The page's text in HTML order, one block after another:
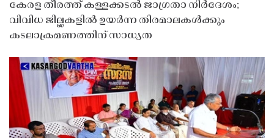
കേരള തീരത്ത് കള്ളക്കടൽ ജാഗ്രതാ നിർദേശം;
വിവിധ ജില്ലകളിൽ ഉയർന്ന തിരമാലകൾക്കും
കടലാക്രമണത്തിന് സാധ്യത